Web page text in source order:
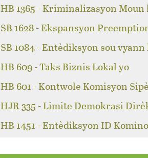
HB 1365 - Kriminalizasyon
SB 1628 - Ekspansyon
SB 1084 - Entèdiksyon sou
HB 609 - Taks Biznis Lokal yo
HB 601 - Kontwole Komisyon
HJR 335 - Limite Demokrasi
HB 1451 - Entèdiksyon ID